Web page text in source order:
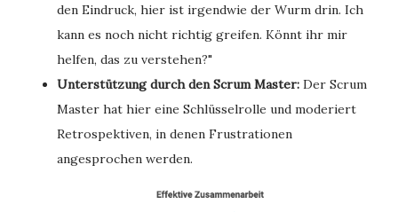
den Eindruck, hier ist irgendwie der Wurm drin. Ich
kann es noch nicht richtig greifen. Könnt ihr mir
helfen, das zu verstehen?"
Unterstützung durch den Scrum Master: Der Scrum
Master hat hier eine Schlüsselrolle und moderiert
Retrospektiven, in denen Frustrationen
angesprochen werden.